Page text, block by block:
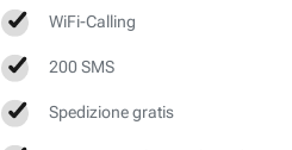
WiFi-Calling
200 SMS
Spedizione gratis